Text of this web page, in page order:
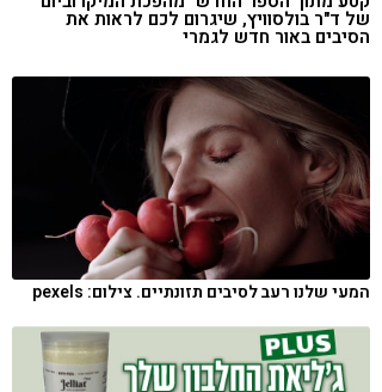
קורונה
טבעונות
של ד"ר בולסוויץ, שיגרום לכם לראות את
הסיבים באור חדש לגמרי
המעי שלנו רעב לסיבים תזונתיים. צילום: pexels